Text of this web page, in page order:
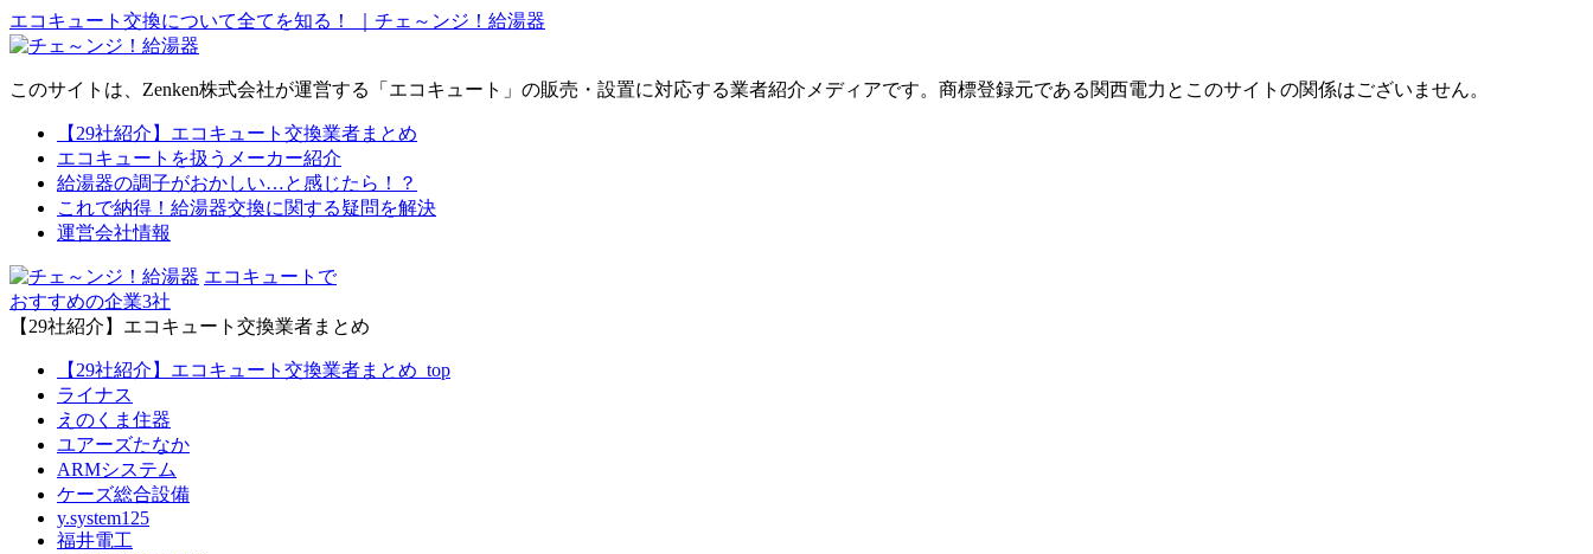
エコキュート交換について全てを知る！ ｜チェ～ンジ！給湯器
このサイトは、Zenken株式会社が運営する「エコキュート」の販売・設置に対応する業者紹介メディアです。商標登録元である関西電力とこのサイトの関係はございません。
【29社紹介】エコキュート交換業者まとめ
エコキュートを扱うメーカー紹介
給湯器の調子がおかしい…と感じたら！？
これで納得！給湯器交換に関する疑問を解決
運営会社情報
エコキュートで
おすすめの企業3社
【29社紹介】エコキュート交換業者まとめ
【29社紹介】エコキュート交換業者まとめ_top
ライナス
えのくま住器
ユアーズたなか
ARMシステム
ケーズ総合設備
y.system125
福井電工